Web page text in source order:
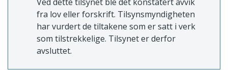
fra lov eller forskrift. Tilsynsmyndigheten
har vurdert de tiltakene som er satt i verk
som tilstrekkelige. Tilsynet er derfor
avsluttet.